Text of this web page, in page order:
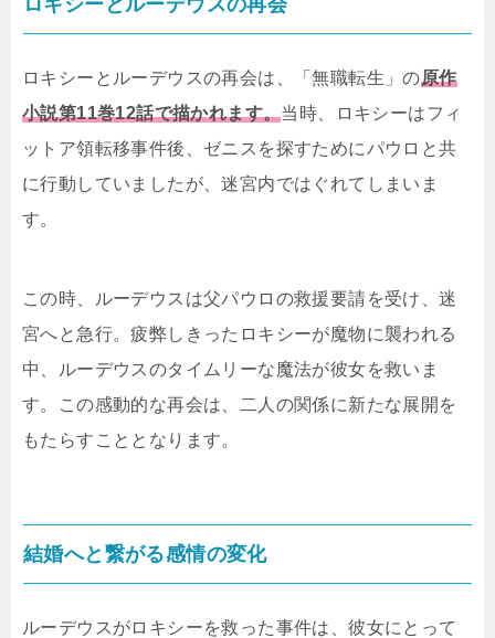
ロキシーとルーデウスの再会
ロキシーとルーデウスの再会は、「無職転生」の原作
小説第11巻12話で描かれます。当時、ロキシーはフィ
ットア領転移事件後、ゼニスを探すためにパウロと共
に行動していましたが、迷宮内ではぐれてしまいま
す。
この時、ルーデウスは父パウロの救援要請を受け、迷
宮へと急行。疲弊しきったロキシーが魔物に襲われる
中、ルーデウスのタイムリーな魔法が彼女を救いま
す。この感動的な再会は、二人の関係に新たな展開を
もたらすこととなります。
結婚へと繋がる感情の変化
ルーデウスがロキシーを救った事件は、彼女にとって